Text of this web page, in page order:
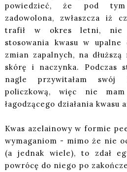
powiedzieć, że pod
zadowolona, zwłaszcza iż
trafił w okres letni, nie
stosowania kwasu w
zmian zapalnych, na
skórę i naczynka. Podczas
nagle przywitałam swój
policzkową, więc nie
łagodzącego działania kwasu
Kwas azelainowy w formie
wymaganiom - mimo że nie
(a jednak wiele), to zdał
powrócę do niego po